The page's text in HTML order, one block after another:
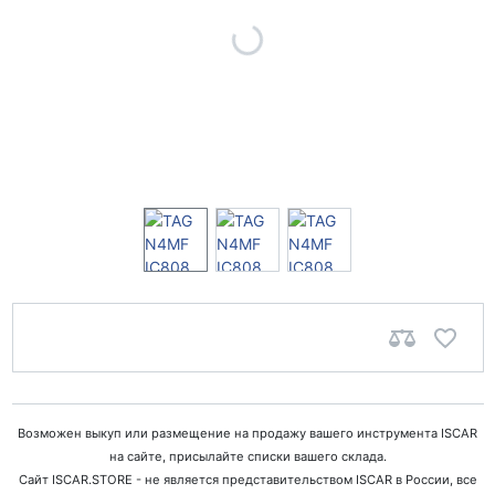
Возможен выкуп или размещение на продажу вашего инструмента ISCAR
на сайте, присылайте списки вашего склада.
Сайт ISCAR.STORE - не является представительством ISCAR в России, все